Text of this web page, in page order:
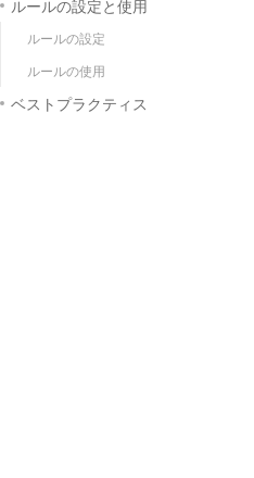
ルールの設定と使用
ルールの設定
ルールの使用
ベストプラクティス